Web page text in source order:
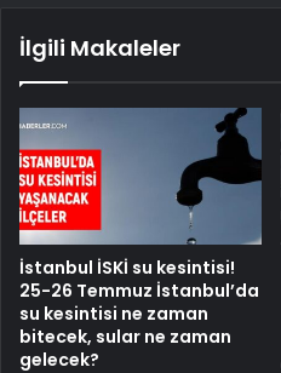
İlgili Makaleler
İstanbul İSKİ su kesintisi!
25-26 Temmuz İstanbul’da
su kesintisi ne zaman
bitecek, sular ne zaman
gelecek?